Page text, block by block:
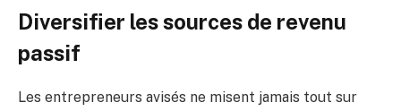
Diversifier les sources de revenu
passif
Les entrepreneurs avisés ne misent jamais tout sur